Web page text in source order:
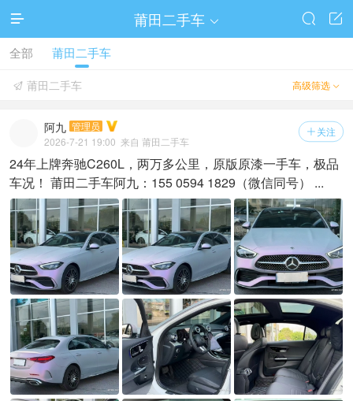
 莆田二手车  

全部 莆田二手车
高级筛选 
 莆田二手车
 关注
阿九 管理员
2026-7-21 19:00 来自 莆田二手车
24年上牌奔驰C260L，两万多公里，原版原漆一手车，极品
车况！ 莆田二手车阿九：155 0594 1829（微信同号） ...